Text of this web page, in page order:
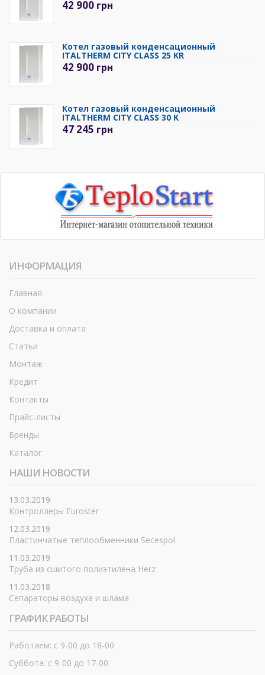
42 900 грн
Котел газовый конденсационный
ITALTHERM CITY CLASS 25 KR
42 900 грн
Котел газовый конденсационный
ITALTHERM CITY CLASS 30 K
47 245 грн
ИНФОРМАЦИЯ
Главная
О компании
Доставка и оплата
Статьи
Монтаж
Кредит
Контакты
Прайс-листы
Бренды
Каталог
НАШИ НОВОСТИ
13.03.2019
Контроллеры Euroster
12.03.2019
Пластинчатые теплообменники Secespol
11.03.2019
Труба из сшитого полиэтилена Herz
11.03.2018
Сепараторы воздуха и шлама
ГРАФИК РАБОТЫ
Работаем: с 9-00 до 18-00
Суббота: с 9-00 до 17-00